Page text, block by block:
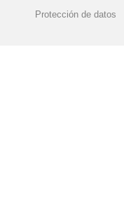
Protección de datos